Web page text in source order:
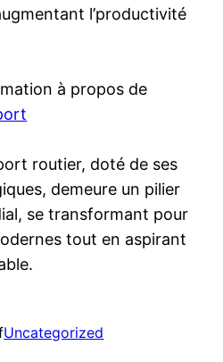
l’productivité
à propos de
routier, doté de ses
demeure un pilier
se transformant pour
tout en aspirant
Uncategorized